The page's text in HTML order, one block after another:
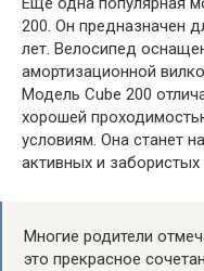
200. Он предназначен
лет. Велосипед
амортизационной
Модель Cube 200
хорошей
условиям. Она станет
активных и
Многие родители
это прекрасное